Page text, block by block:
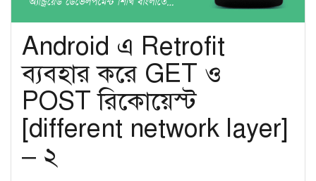
Android এ Retrofit
ব্যবহার করে GET ও
POST রিকোয়েস্ট
[different network layer]
– ২